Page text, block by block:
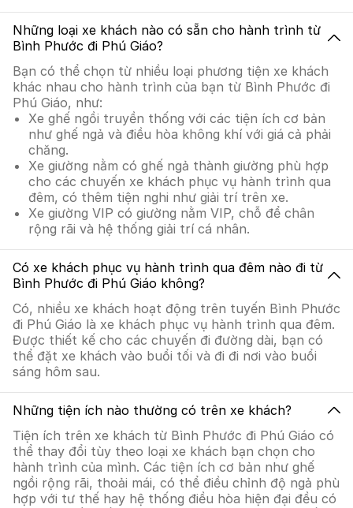
Những loại xe khách nào có sẵn cho hành trình từ
Bình Phước đi Phú Giáo?
Bạn có thể chọn từ nhiều loại phương tiện xe khách
khác nhau cho hành trình của bạn từ Bình Phước đi
Phú Giáo, như:
Xe ghế ngồi truyền thống với các tiện ích cơ bản
như ghế ngả và điều hòa không khí với giá cả phải
chăng.
Xe giường nằm có ghế ngả thành giường phù hợp
cho các chuyến xe khách phục vụ hành trình qua
đêm, có thêm tiện nghi như giải trí trên xe.
Xe giường VIP có giường nằm VIP, chỗ để chân
rộng rãi và hệ thống giải trí cá nhân.
Có xe khách phục vụ hành trình qua đêm nào đi từ
Bình Phước đi Phú Giáo không?
Có, nhiều xe khách hoạt động trên tuyến Bình Phước
đi Phú Giáo là xe khách phục vụ hành trình qua đêm.
Được thiết kế cho các chuyến đi đường dài, bạn có
thể đặt xe khách vào buổi tối và đi đi nơi vào buổi
sáng hôm sau.
Những tiện ích nào thường có trên xe khách?
Tiện ích trên xe khách từ Bình Phước đi Phú Giáo có
thể thay đổi tùy theo loại xe khách bạn chọn cho
hành trình của mình. Các tiện ích cơ bản như ghế
ngồi rộng rãi, thoải mái, có thể điều chỉnh độ ngả phù
hợp với tư thế hay hệ thống điều hòa hiện đại đều có